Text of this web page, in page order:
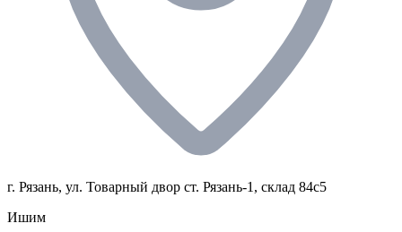
г. Рязань, ул. Товарный двор ст. Рязань-1, склад 84с5
Ишим